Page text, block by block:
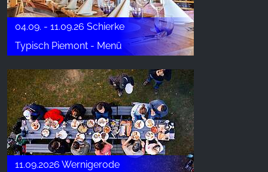
04.09. - 11.09.26 Schierke
Typisch Piemont - Menü
11.09.2026 Wernigerode